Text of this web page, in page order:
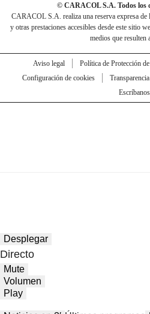
© CARACOL S.A. Todos los
CARACOL S.A. realiza una reserva expresa de
y otras prestaciones accesibles desde este sitio
medios que resulten
Aviso legal Política de Protección
Configuración de cookies
Transparencia
Escríbanos
Desplegar
Directo
Mute
Volumen
Play